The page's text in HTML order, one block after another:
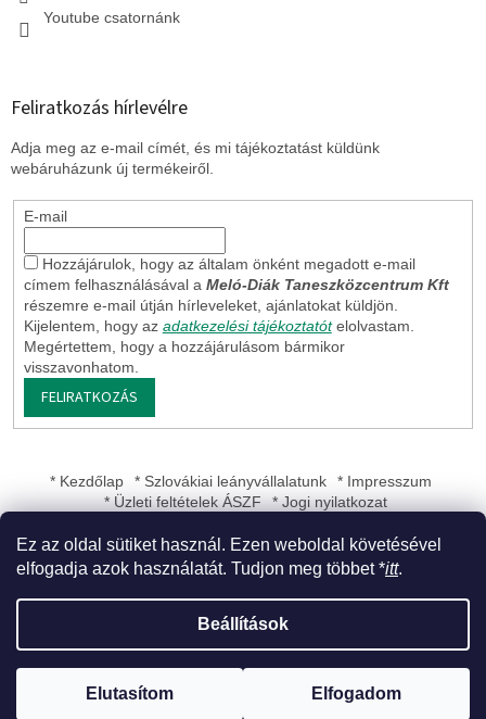
Ez az oldal sütiket használ. Ezen weboldal követésével
elfogadja azok használatát. Tudjon meg többet *itt.
Beállítások
Elutasítom Elfogadom
Youtube csatornánk
Feliratkozás hírlevélre
Adja meg az e-mail címét, és mi tájékoztatást küldünk
webáruházunk új termékeiről.
E-mail
Hozzájárulok, hogy az általam önként megadott e-mail
címem felhasználásával a Meló-Diák Taneszközcentrum Kft
részemre e-mail útján hírleveleket, ajánlatokat küldjön.
Kijelentem, hogy az adatkezelési tájékoztatót elolvastam.
Megértettem, hogy a hozzájárulásom bármikor
visszavonhatom.
FELIRATKOZÁS
* Kezdőlap * Szlovákiai leányvállalatunk
* Impresszum
* Üzleti feltételek ÁSZF
* Jogi nyilatkozat
Meló-Diák Taneszközcentrum Kft
fenntartva.
Süti beállítások szerkesztése